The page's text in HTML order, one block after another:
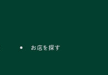
お店を探す